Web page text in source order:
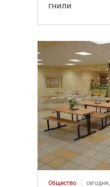
гнили
Общество